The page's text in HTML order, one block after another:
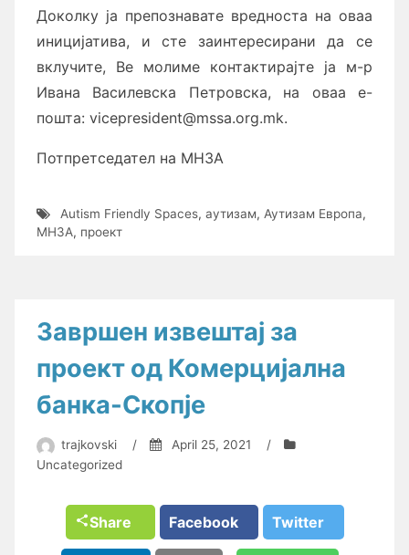
Доколку ја препознавате вредноста на оваа
иницијатива, и сте заинтересирани да се
вклучите, Ве молиме контактирајте ја м-р
Ивана Василевска Петровска, на оваа е-
пошта: vicepresident@mssa.org.mk.
Потпретседател на МНЗА
Autism Friendly Spaces, аутизам, Аутизам Европа,
МНЗА, проект
Завршен извештај за
проект од Комерцијална
банка-Скопје
trajkovski / April 25, 2021
/
Uncategorized
Share Facebook Twitter